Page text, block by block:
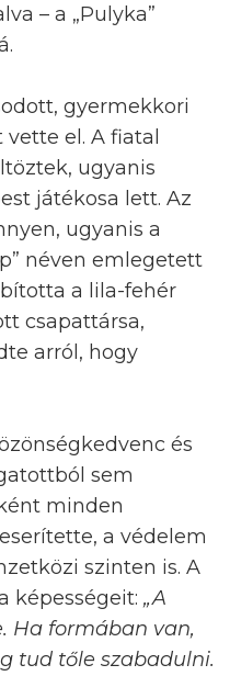
– a „Pulyka”
gyermekkori
vette el. A fiatal
ugyanis
játékosa lett. Az
ugyanis a
néven emlegetett
a lila-fehér
csapattársa,
arról, hogy
és
sem
minden
a védelem
szinten is. A
képességeit: „A
Ha formában van,
tud tőle szabadulni.